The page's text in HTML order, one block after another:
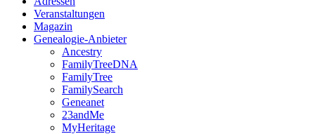
Veranstaltungen
Magazin
Genealogie-Anbieter
Ancestry
FamilyTreeDNA
FamilyTree
FamilySearch
Geneanet
23andMe
MyHeritage